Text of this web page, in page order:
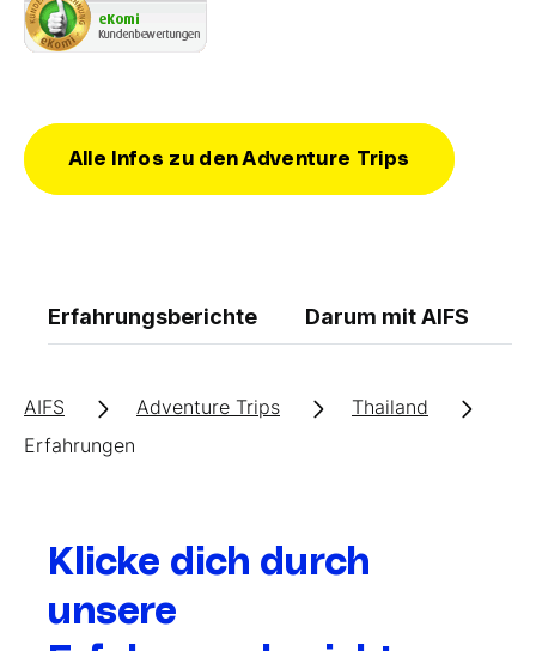
Alle Infos zu den Adventure Trips
Erfahrungsberichte Darum mit AIFS
AIFS Adventure Trips
Thailand
Erfahrungen
Klicke dich durch
unsere